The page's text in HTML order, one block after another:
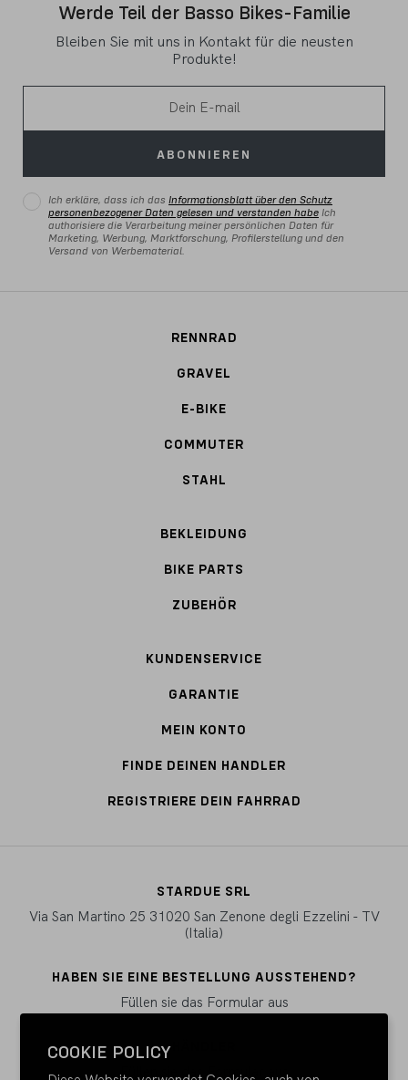
Werde Teil der Basso Bikes-Familie
Bleiben Sie mit uns in Kontakt für die neusten
Produkte!
ABONNIEREN
Ich erkläre, dass ich das Informationsblatt über den Schutz
personenbezogener Daten gelesen und verstanden habe Ich
authorisiere die Verarbeitung meiner persönlichen Daten für
Marketing, Werbung, Marktforschung, Profilerstellung und den
Versand von Werbematerial.
RENNRAD
GRAVEL
E-BIKE
COMMUTER
STAHL
BEKLEIDUNG
BIKE PARTS
ZUBEHÖR
KUNDENSERVICE
GARANTIE
MEIN KONTO
FINDE DEINEN HANDLER
REGISTRIERE DEIN FAHRRAD
STARDUE SRL
Via San Martino 25 31020 San Zenone degli Ezzelini - TV
(Italia)
HABEN SIE EINE BESTELLUNG AUSSTEHEND?
Füllen sie das Formular aus
Füllen sie das Formular aus
COOKIE POLICY